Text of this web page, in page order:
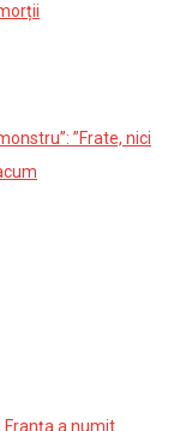
”Frate, nici
Franța a numit